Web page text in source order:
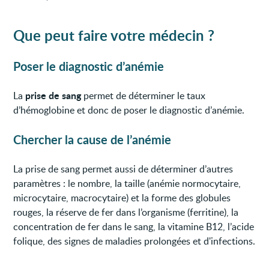
Que peut faire votre médecin ?
Poser le diagnostic d’anémie
La prise de sangpermet de déterminer le taux
d’hémoglobine et donc de poser le diagnostic d’anémie.
Chercher la cause de l’anémie
La prise de sang permet aussi de déterminer d’autres
paramètres : le nombre, la taille (anémie normocytaire,
microcytaire, macrocytaire) et la forme des globules
rouges, la réserve de fer dans l’organisme (ferritine), la
concentration de fer dans le sang, la vitamine B12, l’acide
folique, des signes de maladies prolongées et d'infections.